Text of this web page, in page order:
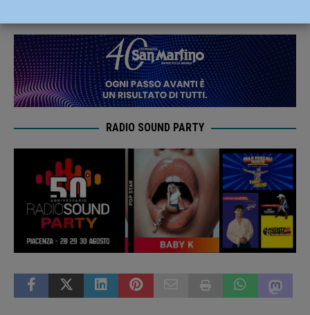
RADIO SOUND PARTY